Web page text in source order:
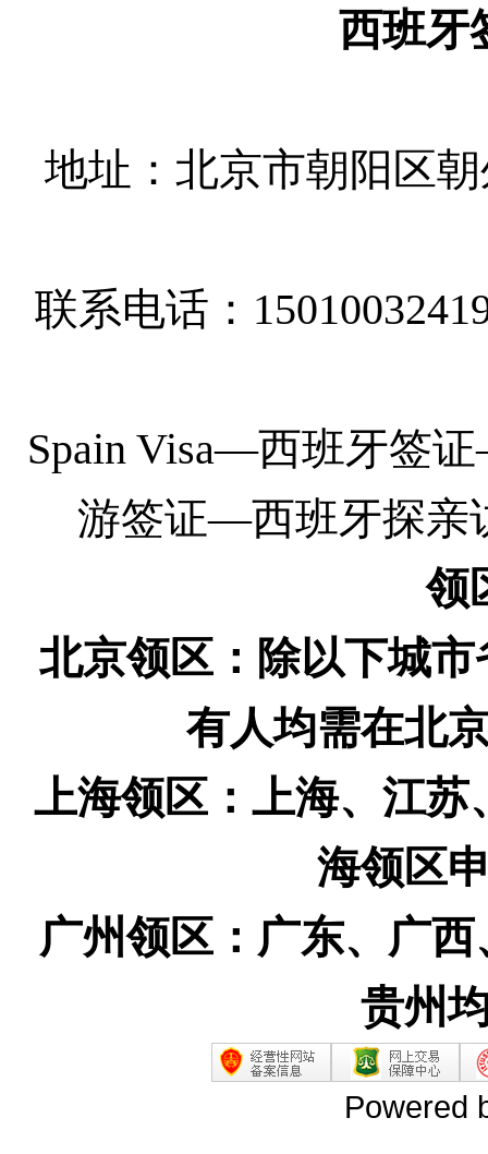
西班牙
地址：北京市朝阳区
联系电话：
Spain Visa—西班牙签
游签证—西班牙探亲
领
北京领区：除以下城
有人均需在北
上海领区：上海、江苏
海领区
广州领区：广东、广
贵州
Powered